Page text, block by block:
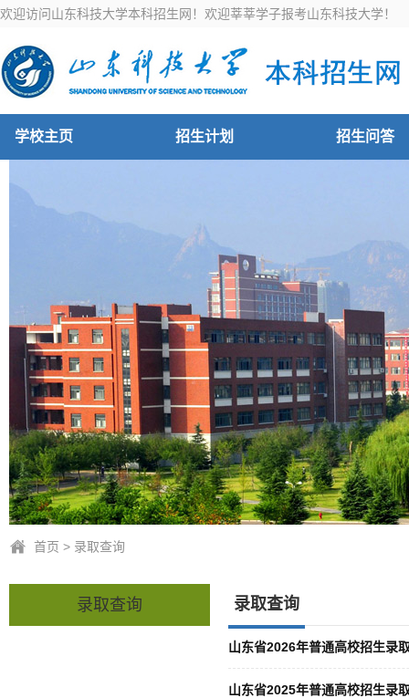
欢迎访问山东科技大学本科招生网！欢迎莘莘学子报考山东科技大学！
学校主页 招生计划 招生问答
首页 > 录取查询
录取查询 录取查询
山东省2026年普通高校招生录
山东省2025年普通高校招生录